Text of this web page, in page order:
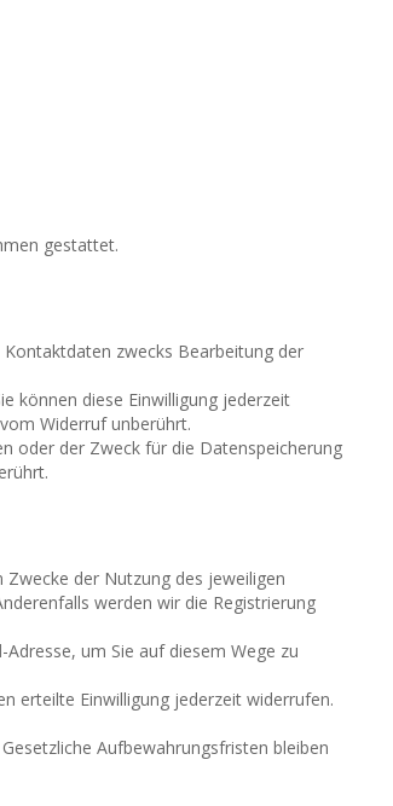
gestattet.
zwecks Bearbeitung der
können diese Einwilligung jederzeit
Widerruf unberührt.
oder der Zweck für die Datenspeicherung
der Nutzung des jeweiligen
werden wir die Registrierung
um Sie auf diesem Wege zu
erteilte Einwilligung jederzeit widerrufen.
Aufbewahrungsfristen bleiben